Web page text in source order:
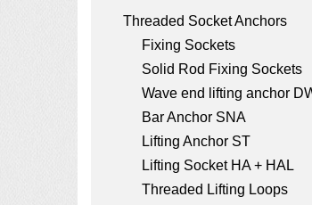
a
Threaded Socket Anchors
Fixing Sockets
Solid Rod Fixing Sockets
Wave end lifting anchor
Bar Anchor SNA
Lifting Anchor ST
Lifting Socket HA + HAL
Threaded Lifting Loops